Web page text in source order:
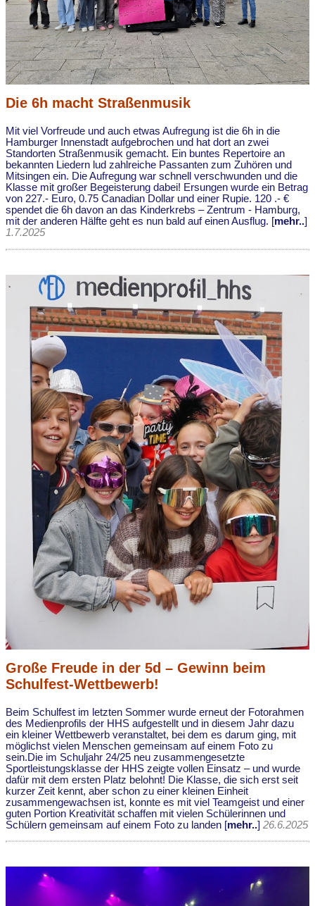
Die 6h macht Straßenmusik
Mit viel Vorfreude und auch etwas Aufregung ist die 6h in die
Hamburger Innenstadt aufgebrochen und hat dort an zwei
Standorten Straßenmusik gemacht. Ein buntes Repertoire an
bekannten Liedern lud zahlreiche Passanten zum Zuhören und
Mitsingen ein. Die Aufregung war schnell verschwunden und die
Klasse mit großer Begeisterung dabei! Ersungen wurde ein Betrag
von 227.- Euro, 0.75 Canadian Dollar und einer Rupie. 120 .- €
spendet die 6h davon an das Kinderkrebs – Zentrum - Hamburg,
mit der anderen Hälfte geht es nun bald auf einen Ausflug. [mehr..]
1.7.2025
Große Freude in der 5d – Gewinn beim
Schulfest-Wettbewerb!
Beim Schulfest im letzten Sommer wurde erneut der Fotorahmen
des Medienprofils der HHS aufgestellt und in diesem Jahr dazu
ein kleiner Wettbewerb veranstaltet, bei dem es darum ging, mit
möglichst vielen Menschen gemeinsam auf einem Foto zu
sein.Die im Schuljahr 24/25 neu zusammengesetzte
Sportleistungsklasse der HHS zeigte vollen Einsatz – und wurde
dafür mit dem ersten Platz belohnt! Die Klasse, die sich erst seit
kurzer Zeit kennt, aber schon zu einer kleinen Einheit
zusammengewachsen ist, konnte es mit viel Teamgeist und einer
guten Portion Kreativität schaffen mit vielen Schülerinnen und
Schülern gemeinsam auf einem Foto zu landen [mehr..] 26.6.2025